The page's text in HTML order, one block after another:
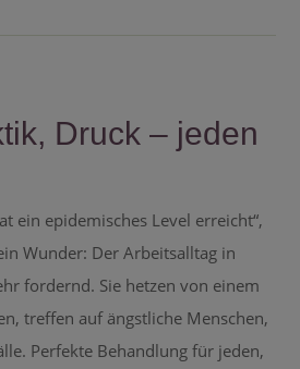
Druck – jeden
ein epidemisches Level erreicht“,
Wunder: Der Arbeitsalltag in
fordernd. Sie hetzen von einem
treffen auf ängstliche Menschen,
Perfekte Behandlung für jeden,